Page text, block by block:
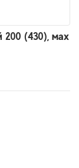
200 (430), мах